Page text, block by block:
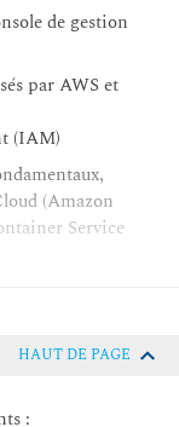
de gestion
par AWS et
(IAM)
(Amazon
Service
DynamoDB
HAUT DE PAGE
: